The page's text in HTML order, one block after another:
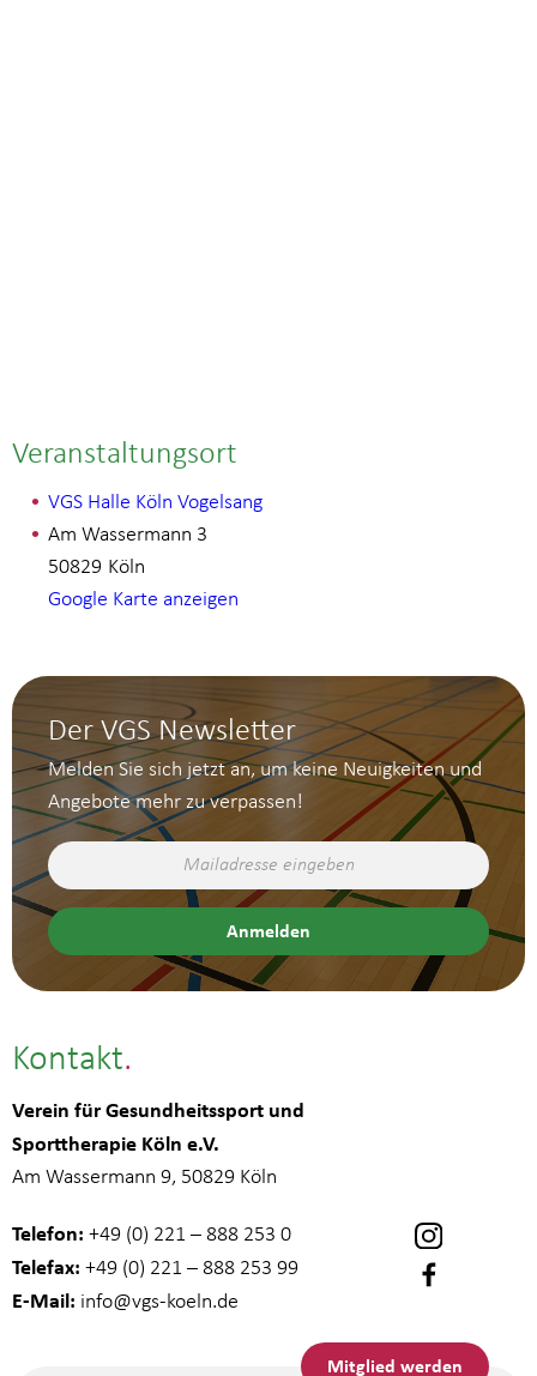
Veranstaltungsort
VGS Halle Köln Vogelsang
Am Wassermann 3
Köln
50829
Google Karte anzeigen
Der VGS Newsletter
Melden Sie sich jetzt an, um keine Neuigkeiten und
Angebote mehr zu verpassen!
Kontakt
Verein für Gesundheitssport und
Sporttherapie Köln e.V.
Am Wassermann 9, 50829 Köln
Telefon: +49 (0) 221 – 888 253 0
Telefax: +49 (0) 221 – 888 253 99
E-Mail: info@vgs-koeln.de
Mitglied werden